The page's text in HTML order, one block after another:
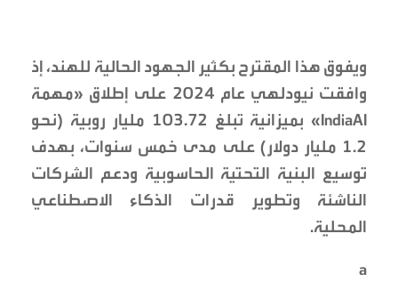
ويفوق هذا المقترح بكثير الجهود الحالية للهند، إذ
وافقت نيودلهي عام 2024 على إطلاق «مهمة
IndiaAI» بميزانية تبلغ 103.72 مليار روبية (نحو
1.2 مليار دولار) على مدى خمس سنوات، بهدف
توسيع البنية التحتية الحاسوبية ودعم الشركات
الناشئة وتطوير قدرات الذكاء الاصطناعي
المحلية.
a